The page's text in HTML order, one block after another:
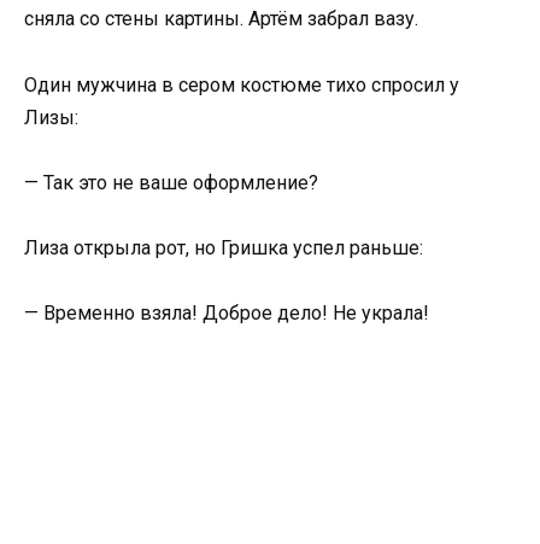
сняла со стены картины. Артём забрал вазу.
Один мужчина в сером костюме тихо спросил у
Лизы:
— Так это не ваше оформление?
Лиза открыла рот, но Гришка успел раньше:
— Временно взяла! Доброе дело! Не украла!